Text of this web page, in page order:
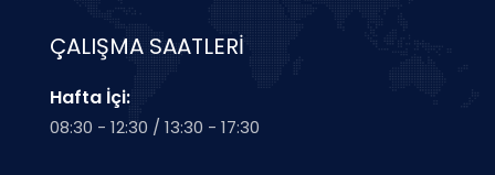
ÇALIŞMA SAATLERİ
Hafta İçi:
08:30 - 12:30 / 13:30 - 17:30